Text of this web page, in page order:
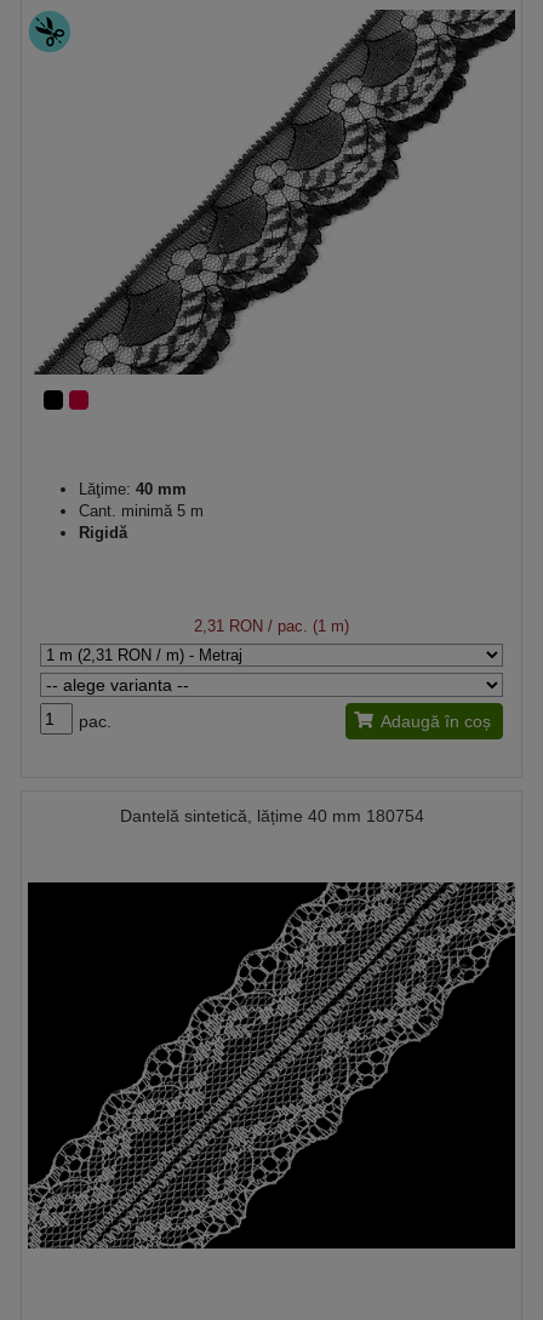
Lăţime: 40 mm
Cant. minimă 5 m
Rigidă
2,31 RON / pac. (1 m)
pac. Adaugă în coș
Dantelă sintetică, lățime 40 mm 180754